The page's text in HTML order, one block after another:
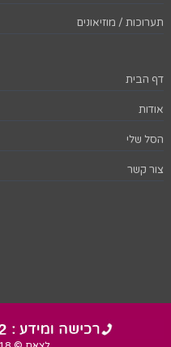
תערוכות / מוזיאונים
דף הבית
אודות
הסל שלי
צור קשר